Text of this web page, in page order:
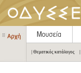
| Θεματικός κατάλογος